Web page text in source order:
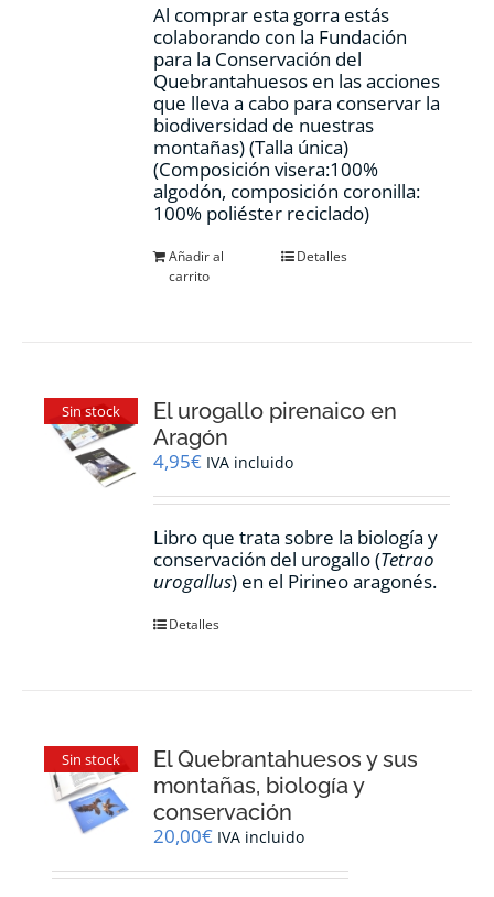
Al comprar esta gorra estás
colaborando con la Fundación
para la Conservación del
Quebrantahuesos en las acciones
que lleva a cabo para conservar la
biodiversidad de nuestras
montañas) (Talla única)
(Composición visera:100%
algodón, composición coronilla:
100% poliéster reciclado)
Añadir al
carrito
Detalles
Sin stock
El urogallo pirenaico en
Aragón
4,95€ IVA incluido
Libro que trata sobre la biología y
conservación del urogallo (Tetrao
urogallus) en el Pirineo aragonés.
Detalles
Sin stock
El Quebrantahuesos y sus
montañas, biología y
conservación
20,00€ IVA incluido